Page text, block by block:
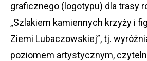
graficznego (logotypu) dla trasy
„Szlakiem kamiennych krzyży i
Ziemi Lubaczowskiej”, tj.
poziomem artystycznym,